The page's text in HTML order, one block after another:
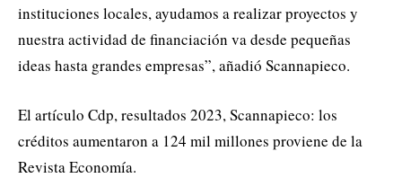
instituciones locales, ayudamos a realizar proyectos y
nuestra actividad de financiación va desde pequeñas
ideas hasta grandes empresas”, añadió Scannapieco.
El artículo Cdp, resultados 2023, Scannapieco: los
créditos aumentaron a 124 mil millones proviene de la
Revista Economía.